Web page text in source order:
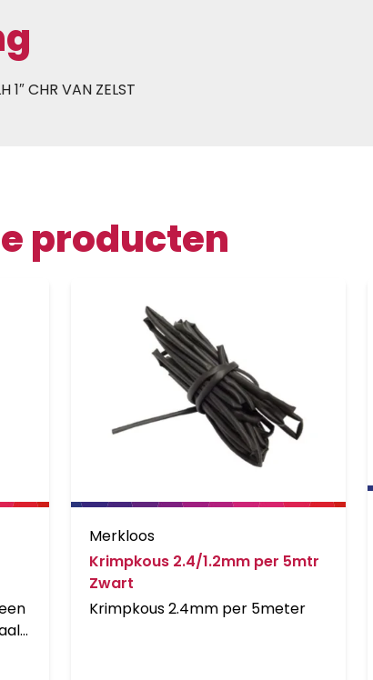
1″ CHR VAN ZELST
producten
Merkloos
Krimpkous 2.4/1.2mm per 5mtr
Zwart
Krimpkous 2.4mm per 5meter